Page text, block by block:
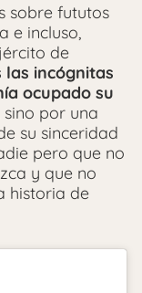
sobre fututos
e incluso,
de
incógnitas
ocupado su
sino por una
su sinceridad
pero que no
y que no
historia de